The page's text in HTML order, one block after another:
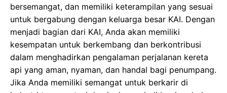
bersemangat, dan memiliki keterampilan yang sesuai
untuk bergabung dengan keluarga besar KAI. Dengan
menjadi bagian dari KAI, Anda akan memiliki
kesempatan untuk berkembang dan berkontribusi
dalam menghadirkan pengalaman perjalanan kereta
api yang aman, nyaman, dan handal bagi penumpang.
Jika Anda memiliki semangat untuk berkarir di